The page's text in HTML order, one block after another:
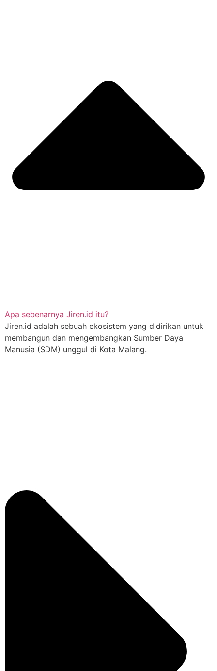
Apa sebenarnya Jiren.id itu?
Jiren.id adalah sebuah ekosistem yang didirikan untuk
membangun dan mengembangkan Sumber Daya
Manusia (SDM) unggul di Kota Malang.